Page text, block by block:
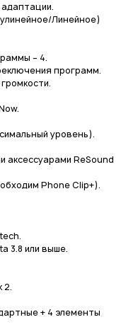
Линейное)
– 4.
программ.
уровень).
ReSound
Phone Clip+).
3.8 или выше.
2.
+ 4 элементы